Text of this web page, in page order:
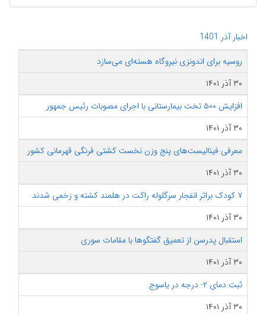
اخبار آذر 1401
روسیه برای اندونزی نیروگاه هسته‌ای می‌سازد
۳۰ آذر ۱۴۰۱
افزایش ۵۰۰ تخت بیمارستانی با اجرای مصوبات رئیس جمهور
۳۰ آذر ۱۴۰۱
معرفی فینالیست‌های پنج وزن نخست کشتی فرنگی قهرمانی کشور
۳۰ آذر ۱۴۰۱
۷ کودک براثر انفجار سرگلوله راکت در هلمند کشته و زخمی شدند
۳۰ آذر ۱۴۰۱
استقبال پدرسن از تعمیق گفتگوها با مقامات سوری
۳۰ آذر ۱۴۰۱
ثبت دمای ۲- درجه در یاسوج
۳۰ آذر ۱۴۰۱